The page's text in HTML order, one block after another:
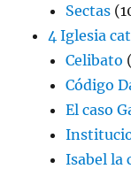
Sectas
4 Iglesia
Celibato
Código
El caso
Isabel la